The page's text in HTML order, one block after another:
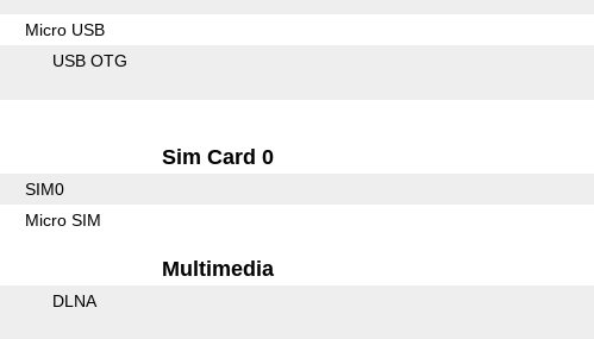
Micro USB
USB OTG
Sim Card 0
SIM0
Micro SIM
Multimedia
DLNA